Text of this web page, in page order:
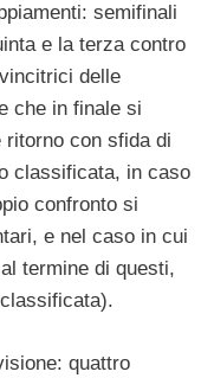
semifinali
e la terza contro
delle
che in finale si
ritorno con sfida di
classificata, in caso
confronto si
e nel caso in cui
termine di questi,
quattro